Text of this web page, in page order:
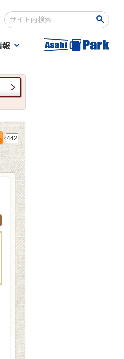
検索キーワード入力
報
442